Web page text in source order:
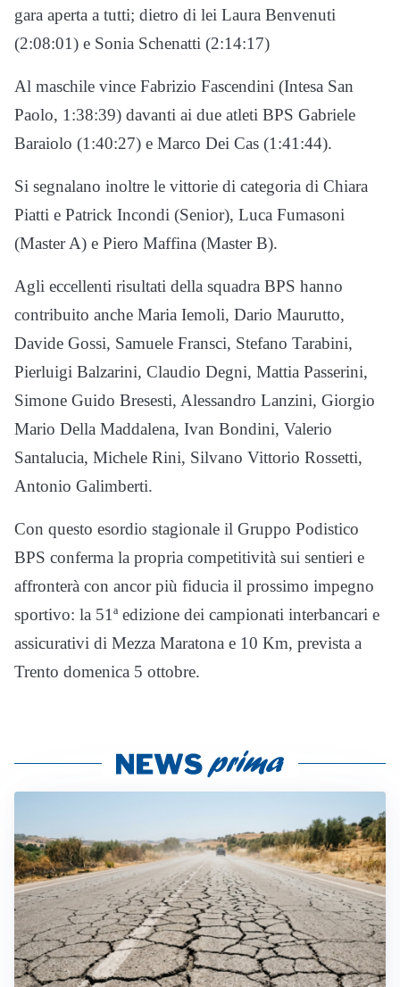
gara aperta a tutti; dietro di lei Laura Benvenuti
(2:08:01) e Sonia Schenatti (2:14:17)
Al maschile vince Fabrizio Fascendini (Intesa San
Paolo, 1:38:39) davanti ai due atleti BPS Gabriele
Baraiolo (1:40:27) e Marco Dei Cas (1:41:44).
Si segnalano inoltre le vittorie di categoria di Chiara
Piatti e Patrick Incondi (Senior), Luca Fumasoni
(Master A) e Piero Maffina (Master B).
Agli eccellenti risultati della squadra BPS hanno
contribuito anche Maria Iemoli, Dario Maurutto,
Davide Gossi, Samuele Fransci, Stefano Tarabini,
Pierluigi Balzarini, Claudio Degni, Mattia Passerini,
Simone Guido Bresesti, Alessandro Lanzini, Giorgio
Mario Della Maddalena, Ivan Bondini, Valerio
Santalucia, Michele Rini, Silvano Vittorio Rossetti,
Antonio Galimberti.
Con questo esordio stagionale il Gruppo Podistico
BPS conferma la propria competitività sui sentieri e
affronterà con ancor più fiducia il prossimo impegno
sportivo: la 51ª edizione dei campionati interbancari e
assicurativi di Mezza Maratona e 10 Km, prevista a
Trento domenica 5 ottobre.